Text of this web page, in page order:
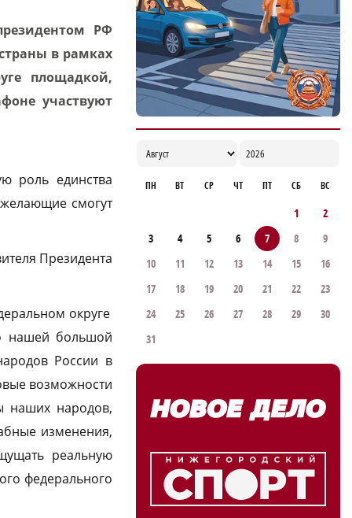
РФ
в рамках
площадкой,
участвуют
роль единства
смогут
Президента
округе
нашей большой
России в
возможности
наших народов,
изменения,
реальную
федерального
улучшению демографии в округе
16:56
ПН ВТ СР ЧТ ПТ СБ ВС
1
2
3
4 5 6 7 8
9
10
11 12 13 14 15
16
17
18 19 20 21 22
23
24
25 26 27 28 29
30
31